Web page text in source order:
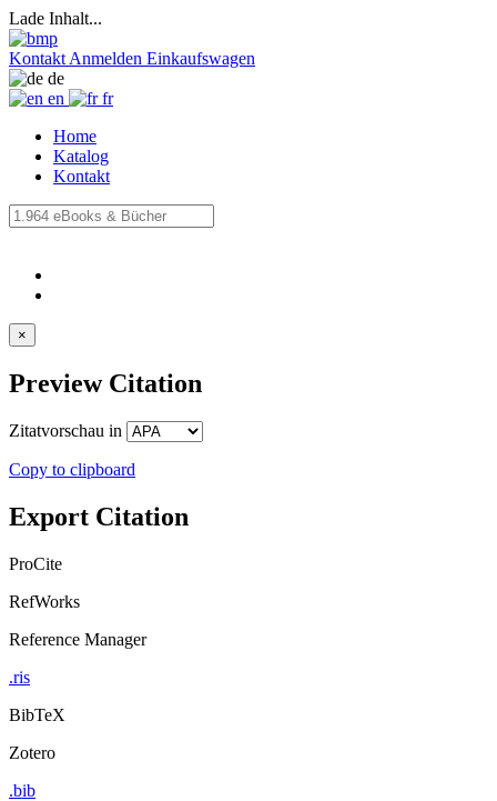
Lade Inhalt...
Kontakt Anmelden Einkaufswagen
de
en
fr
Home
Katalog
Kontakt
×
Preview Citation
Zitatvorschau in
Copy to clipboard
Export Citation
ProCite
RefWorks
Reference Manager
.ris
BibTeX
Zotero
.bib